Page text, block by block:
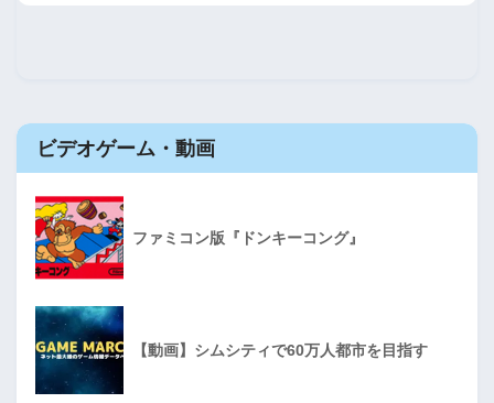
ビデオゲーム・動画
ファミコン版『ドンキーコング』
【動画】シムシティで60万人都市を目指す